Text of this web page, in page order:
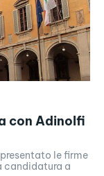
con Adinolfi
le firme
candidatura a